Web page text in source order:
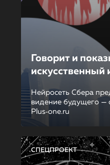
Говорит и
искусственный
Нейросеть Сбера
видение будущего —
Plus‑one.ru
СПЕЦПРОЕКТ